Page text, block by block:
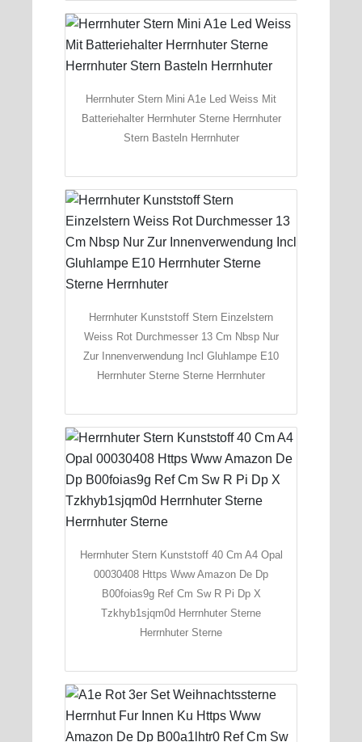
Herrnhuter Stern Mini A1e Led Weiss Mit
Batteriehalter Herrnhuter Sterne Herrnhuter
Stern Basteln Herrnhuter
Herrnhuter Kunststoff Stern Einzelstern
Weiss Rot Durchmesser 13 Cm Nbsp Nur
Zur Innenverwendung Incl Gluhlampe E10
Herrnhuter Sterne Sterne Herrnhuter
Herrnhuter Stern Kunststoff 40 Cm A4 Opal
00030408 Https Www Amazon De Dp
B00foias9g Ref Cm Sw R Pi Dp X
Tzkhyb1sjqm0d Herrnhuter Sterne
Herrnhuter Sterne